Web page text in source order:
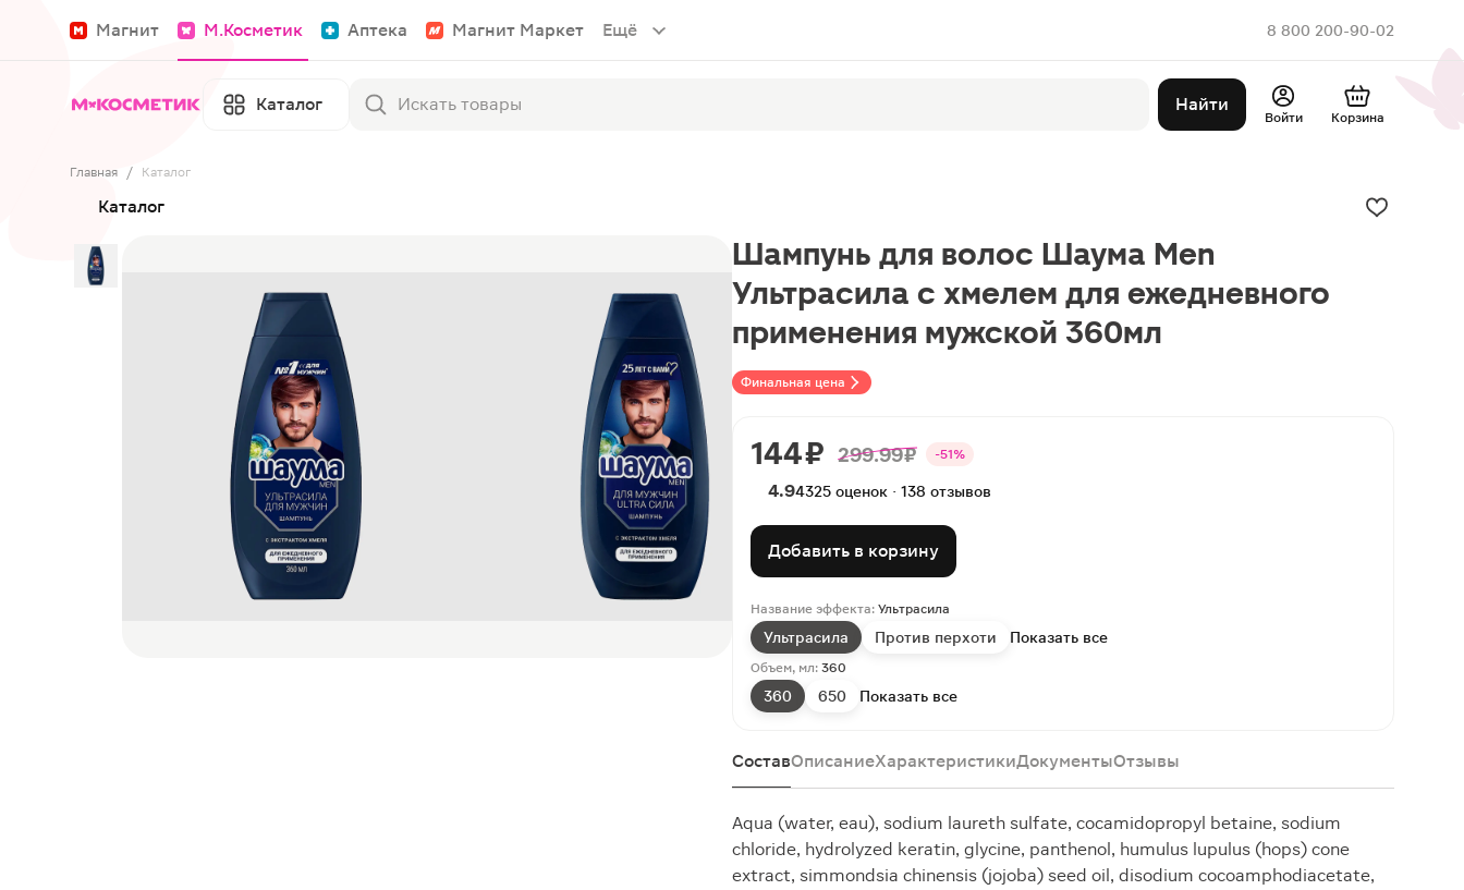
Магнит М.Косметик Аптека Магнит Маркет Ещё 8 800 200-90-02
Каталог Найти
Войти Корзина
Главная / Каталог
Каталог
Финальная цена
Шампунь для волос Шаума Men
Ультрасила с хмелем для ежедневного
применения мужской 360мл
144 ₽ 299.99 ₽ -51%
4.94325 оценок · 138 отзывов
Добавить в корзину
Название эффекта: Ультрасила
Ультрасила Против перхоти Показать все
Объем, мл: 360
360 650 Показать все
СоставОписаниеХарактеристикиДокументыОтзывы
Aqua (water, eau), sodium laureth sulfate, cocamidopropyl betaine, sodium
chloride, hydrolyzed keratin, glycine, panthenol, humulus lupulus (hops) cone
extract, simmondsia chinensis (jojoba) seed oil, disodium cocoamphodiacetate,